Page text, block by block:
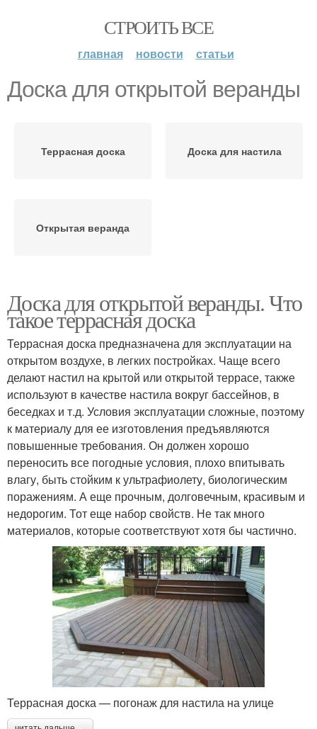
СТРОИТЬ ВСЕ
главная новости статьи
Доска для открытой веранды
Террасная доска Доска для настила
Открытая веранда
Доска для открытой веранды. Что
такое террасная доска
Террасная доска предназначена для эксплуатации на
открытом воздухе, в легких постройках. Чаще всего
делают настил на крытой или открытой террасе, также
используют в качестве настила вокруг бассейнов, в
беседках и т.д. Условия эксплуатации сложные, поэтому
к материалу для ее изготовления предъявляются
повышенные требования. Он должен хорошо
переносить все погодные условия, плохо впитывать
влагу, быть стойким к ультрафиолету, биологическим
поражениям. А еще прочным, долговечным, красивым и
недорогим. Тот еще набор свойств. Не так много
материалов, которые соответствуют хотя бы частично.
Террасная доска — погонаж для настила на улице